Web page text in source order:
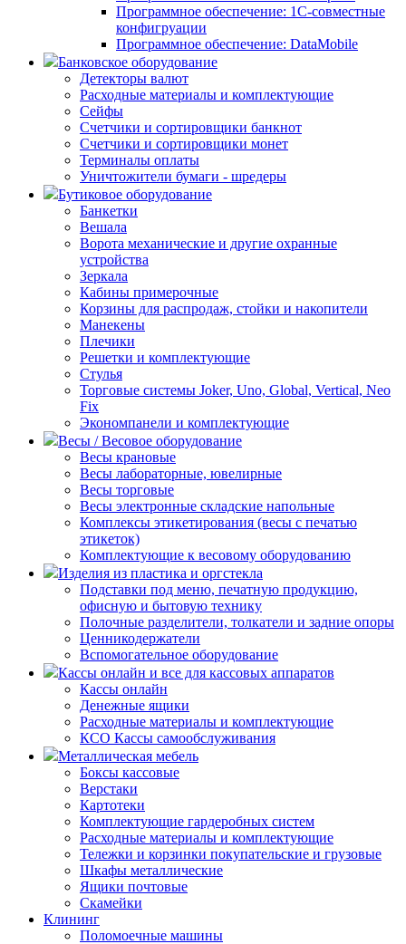
Программное обеспечение: 1С-совместные
конфигруации
Программное обеспечение: DataMobile
Банковское оборудование
Детекторы валют
Расходные материалы и комплектующие
Сейфы
Счетчики и сортировщики банкнот
Счетчики и сортировщики монет
Терминалы оплаты
Уничтожители бумаги - шредеры
Бутиковое оборудование
Банкетки
Вешала
Ворота механические и другие охранные
устройства
Зеркала
Кабины примерочные
Корзины для распродаж, стойки и накопители
Манекены
Плечики
Решетки и комплектующие
Стулья
Торговые системы Joker, Uno, Global, Vertical, Neo
Fix
Экономпанели и комплектующие
Весы / Весовое оборудование
Весы крановые
Весы лабораторные, ювелирные
Весы торговые
Весы электронные складские напольные
Комплексы этикетирования (весы с печатью
этикеток)
Комплектующие к весовому оборудованию
Изделия из пластика и оргстекла
Подставки под меню, печатную продукцию,
офисную и бытовую технику
Полочные разделители, толкатели и задние опоры
Ценникодержатели
Вспомогательное оборудование
Кассы онлайн и все для кассовых аппаратов
Кассы онлайн
Денежные ящики
Расходные материалы и комплектующие
КСО Кассы самообслуживания
Металлическая мебель
Боксы кассовые
Верстаки
Картотеки
Комплектующие гардеробных систем
Расходные материалы и комплектующие
Тележки и корзинки покупательские и грузовые
Шкафы металлические
Ящики почтовые
Скамейки
Клининг
Поломоечные машины